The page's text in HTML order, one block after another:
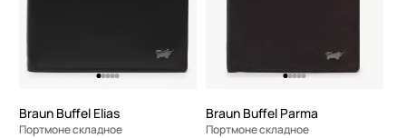
Braun Buffel Elias
Портмоне складное
Braun Buffel Parma
Портмоне складное